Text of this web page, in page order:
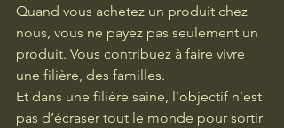
Quand vous achetez un produit chez
nous, vous ne payez pas seulement un
produit. Vous contribuez à faire vivre
une filière, des familles.
Et dans une filière saine, l’objectif n’est
pas d’écraser tout le monde pour sortir